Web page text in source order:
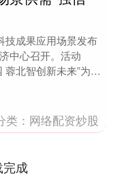
技成果应用场景发布
中心召开。活动
蓉北智创新未来”为主
类： 网络配资炒股
成